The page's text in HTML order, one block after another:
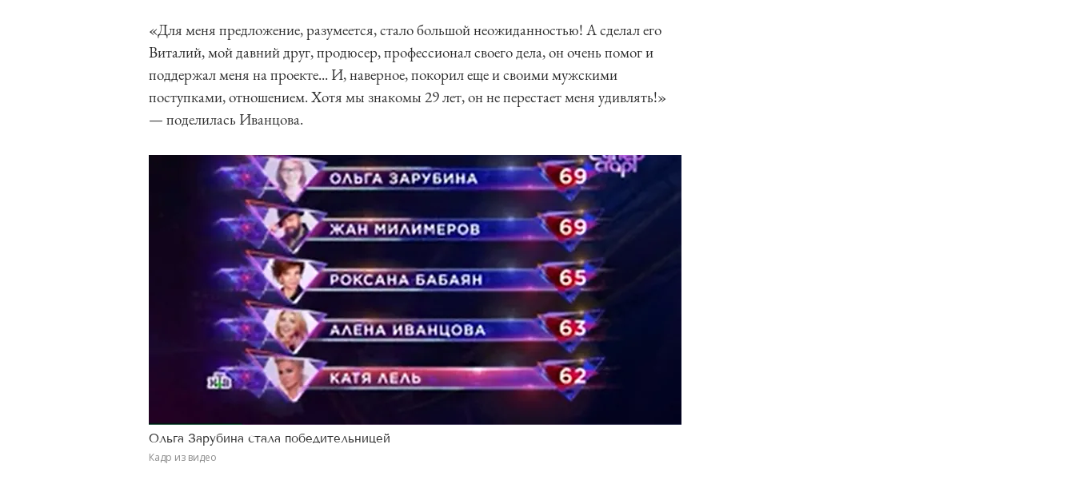
«Для меня предложение, разумеется, стало большой неожиданностью! А сделал его
Виталий, мой давний друг, продюсер, профессионал своего дела, он очень помог и
поддержал меня на проекте... И, наверное, покорил еще и своими мужскими
поступками, отношением. Хотя мы знакомы 29 лет, он не перестает меня удивлять!»
— поделилась Иванцова.
Ольга Зарубина стала победительницей
Кадр из видео